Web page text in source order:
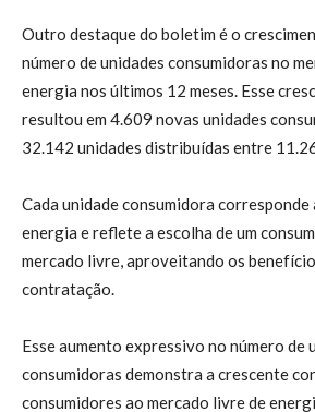
Outro destaque do boletim é o
número de unidades consumidoras no
energia nos últimos 12 meses. Esse
resultou em 4.609 novas unidades
32.142 unidades distribuídas entre
Cada unidade consumidora corresponde
energia e reflete a escolha de um
mercado livre, aproveitando os
contratação.
Esse aumento expressivo no número de
consumidoras demonstra a crescente
consumidores ao mercado livre de